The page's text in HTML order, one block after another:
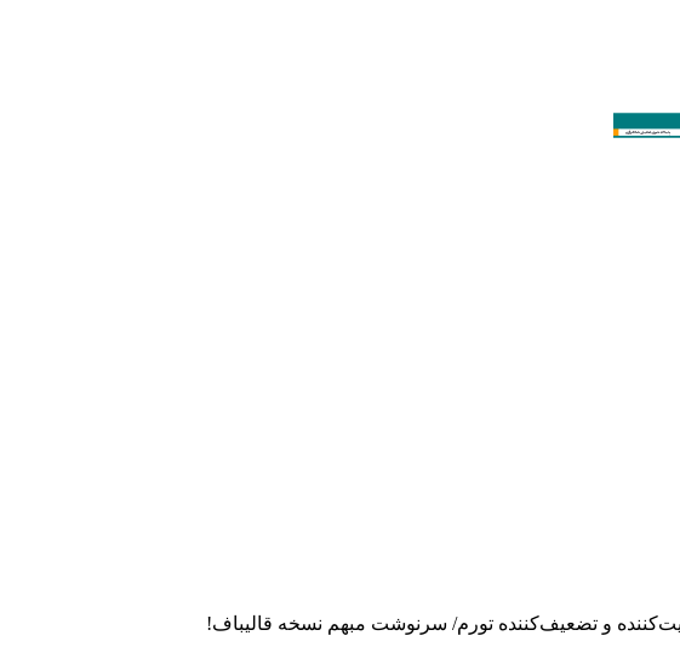
و تضعیف‌‌کننده تورم/ سرنوشت مبهم نسخه قالیباف!